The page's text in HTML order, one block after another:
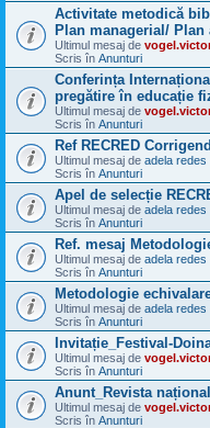
Activitate metodică
Plan managerial/
Ultimul mesaj de
Scris în Anunturi
Conferința
pregătire în educație
Ultimul mesaj de
Scris în Anunturi
Ref RECRED
Ultimul mesaj de adela redes
Scris în Anunturi
Apel de selecție
Ultimul mesaj de adela redes
Scris în Anunturi
Ref. mesaj
Ultimul mesaj de adela redes
Scris în Anunturi
Metodologie
Ultimul mesaj de adela redes
Scris în Anunturi
Invitație_Festival-
Ultimul mesaj de
Scris în Anunturi
Anunt_Revista
Ultimul mesaj de
Scris în Anunturi